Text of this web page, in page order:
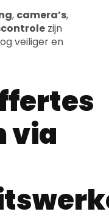
, camera’s,
zijn
veiliger en
via